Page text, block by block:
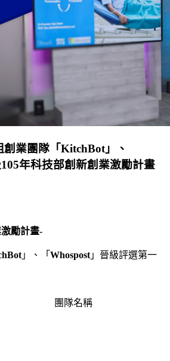
業團隊「KitchBot」、
105年科技部創新創業激勵計畫
勵計畫-
」、「 Whospost 」晉級評選第一
團隊名稱